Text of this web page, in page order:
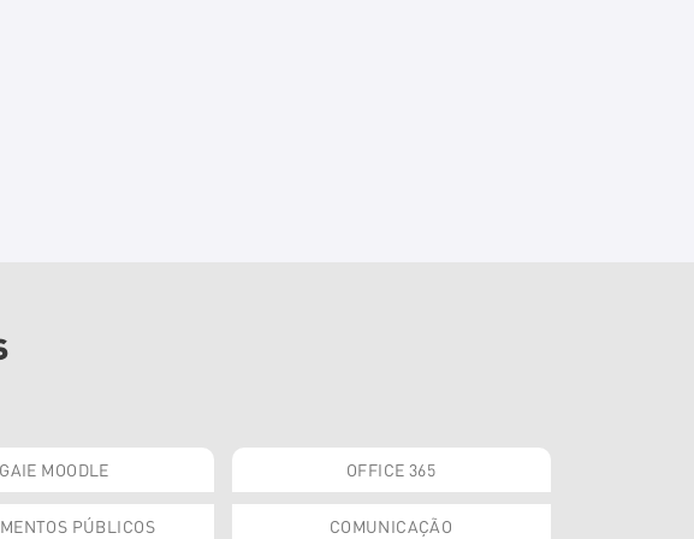
GAIE MOODLE OFFICE 365
PÚBLICOS COMUNICAÇÃO